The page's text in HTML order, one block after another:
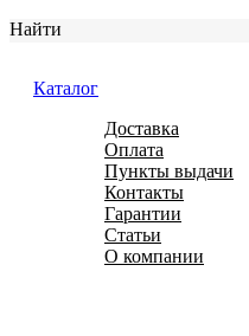
Найти
Каталог
Доставка
Оплата
Пункты выдачи
Контакты
Гарантии
Статьи
О компании